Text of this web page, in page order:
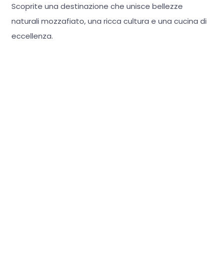
Scoprite una destinazione che unisce bellezze
naturali mozzafiato, una ricca cultura e una cucina di
eccellenza.